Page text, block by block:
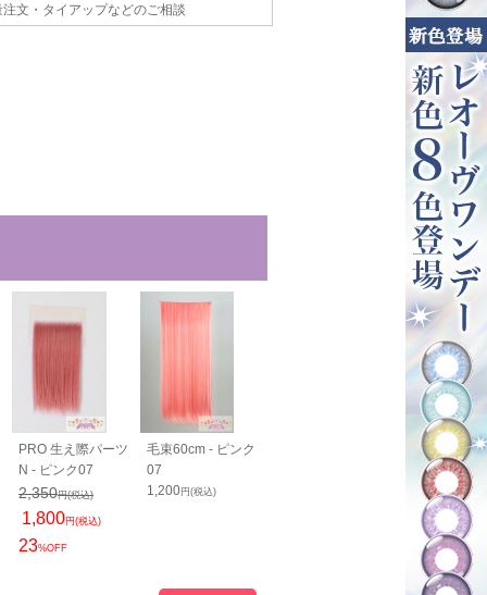
注文・タイアップなどのご相談
PRO 生え際パーツ
N - ピンク07
2,350円(税込)
1,800円(税込)
23%OFF
毛束60cm - ピンク
07
1,200円(税込)
バンス40cm -
ク07
1,800円(税込)